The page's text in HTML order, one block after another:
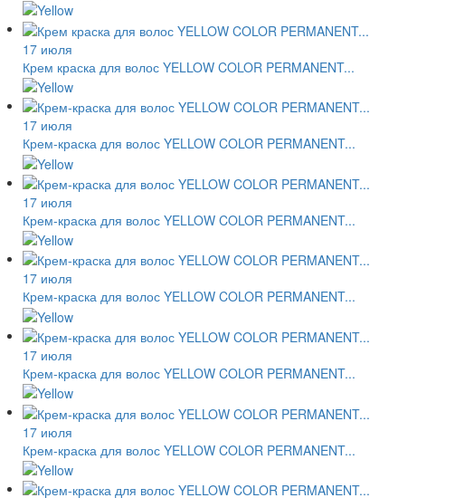
17 июля
Крем краска для волос YELLOW COLOR PERMANENT...
17 июля
Крем-краска для волос YELLOW COLOR PERMANENT...
17 июля
Крем-краска для волос YELLOW COLOR PERMANENT...
17 июля
Крем-краска для волос YELLOW COLOR PERMANENT...
17 июля
Крем-краска для волос YELLOW COLOR PERMANENT...
17 июля
Крем-краска для волос YELLOW COLOR PERMANENT...